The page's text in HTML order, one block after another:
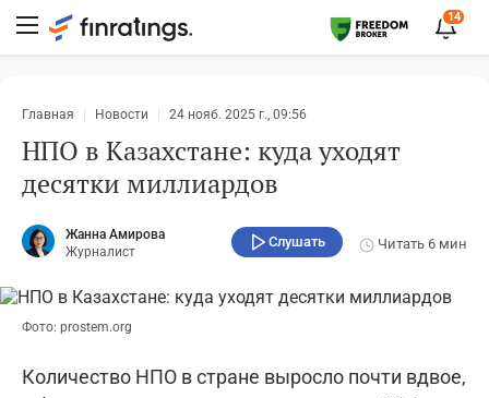
14
Главная Новости 24 нояб. 2025 г., 09:56
НПО в Казахстане: куда уходят
десятки миллиардов
Жанна Амирова
Журналист
Слушать Читать 6 мин
Фото: prostem.org
Количество НПО в стране выросло почти вдвое,